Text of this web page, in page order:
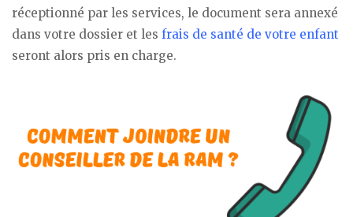
réceptionné par les services, le document sera annexé
dans votre dossier et les frais de santé de votre enfant
seront alors pris en charge.